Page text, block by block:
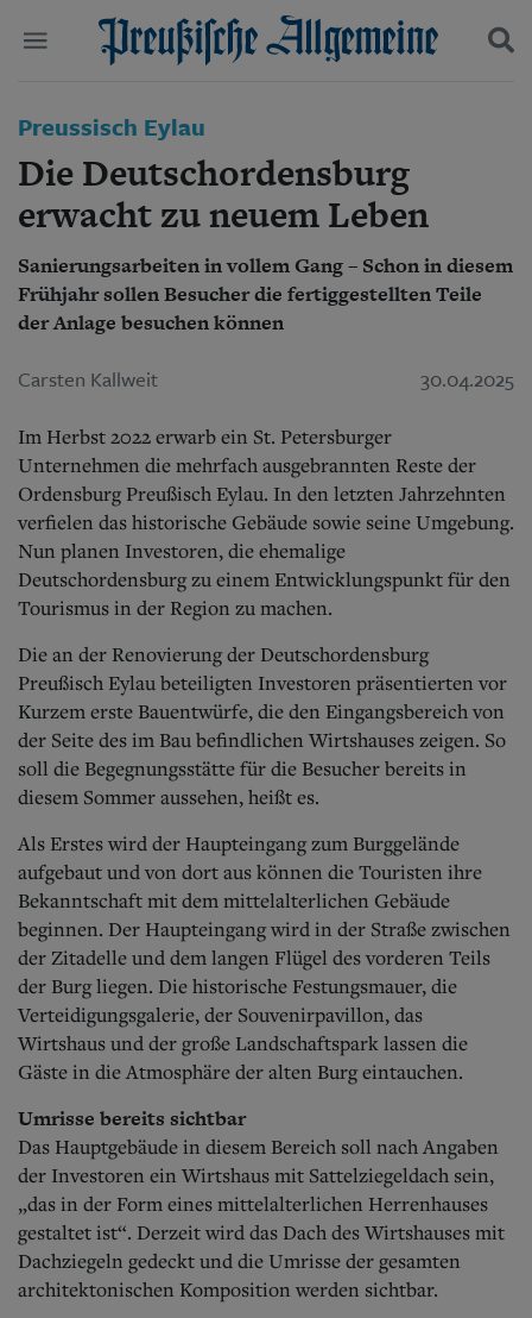
Start
Wer wir sind
Aktuelle Ausgabe
Abonnenten-Login
Abonnent werden
Abo Prämien
Mediadaten
Wirtschaft
Panorama
Gesellschaft
Leben
Geschichte
Ostpreußen
Pommern
Bücher
Kontakt
Impressum
Datenschutz
Suchen und finden
Preussisch Eylau
Die Deutschordensburg
erwacht zu neuem Leben
Sanierungsarbeiten in vollem Gang – Schon in diesem
Frühjahr sollen Besucher die fertiggestellten Teile
der Anlage besuchen können
Carsten Kallweit 30.04.2025
Im Herbst 2022 erwarb ein St. Petersburger
Unternehmen die mehrfach ausgebrannten Reste der
Ordensburg Preußisch Eylau. In den letzten Jahrzehnten
verfielen das historische Gebäude sowie seine Umgebung.
Nun planen Investoren, die ehemalige
Deutschordensburg zu einem Entwicklungspunkt für den
Tourismus in der Region zu machen.
Die an der Renovierung der Deutschordensburg
Preußisch Eylau beteiligten Investoren präsentierten vor
Kurzem erste Bauentwürfe, die den Eingangsbereich von
der Seite des im Bau befindlichen Wirtshauses zeigen. So
soll die Begegnungsstätte für die Besucher bereits in
diesem Sommer aussehen, heißt es.
Als Erstes wird der Haupteingang zum Burggelände
aufgebaut und von dort aus können die Touristen ihre
Bekanntschaft mit dem mittelalterlichen Gebäude
beginnen. Der Haupteingang wird in der Straße zwischen
der Zitadelle und dem langen Flügel des vorderen Teils
der Burg liegen. Die historische Festungsmauer, die
Verteidigungsgalerie, der Souvenirpavillon, das
Wirtshaus und der große Landschaftspark lassen die
Gäste in die Atmosphäre der alten Burg eintauchen.
Umrisse bereits sichtbar
Das Hauptgebäude in diesem Bereich soll nach Angaben
der Investoren ein Wirtshaus mit Sattelziegeldach sein,
„das in der Form eines mittelalterlichen Herrenhauses
gestaltet ist“. Derzeit wird das Dach des Wirtshauses mit
Dachziegeln gedeckt und die Umrisse der gesamten
architektonischen Komposition werden sichtbar.